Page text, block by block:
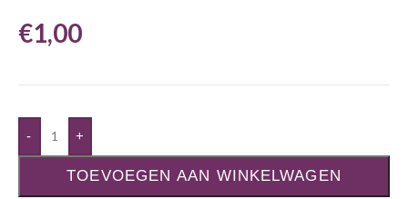
€1,00
- +
TOEVOEGEN AAN WINKELWAGEN